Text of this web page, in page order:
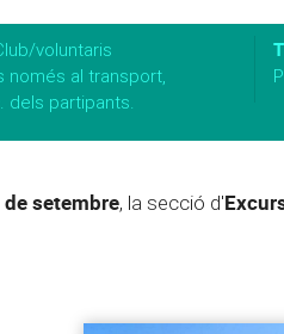
voluntaris
només al transport,
dels partipants.
setembre, la secció d'